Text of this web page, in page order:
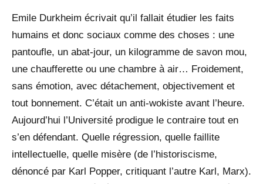
Emile Durkheim écrivait qu’il fallait étudier les faits
humains et donc sociaux comme des choses : une
pantoufle, un abat-jour, un kilogramme de savon mou,
une chaufferette ou une chambre à air… Froidement,
sans émotion, avec détachement, objectivement et
tout bonnement. C’était un anti-wokiste avant l’heure.
Aujourd’hui l’Université prodigue le contraire tout en
s’en défendant. Quelle régression, quelle faillite
intellectuelle, quelle misère (de l’historiscisme,
dénoncé par Karl Popper, critiquant l’autre Karl, Marx).